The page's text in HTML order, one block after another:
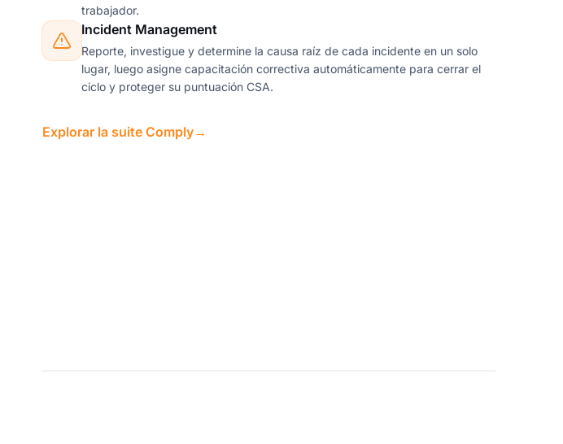
trabajador.
Incident Management
Reporte, investigue y determine la causa raíz de cada incidente en un solo
lugar, luego asigne capacitación correctiva automáticamente para cerrar el
ciclo y proteger su puntuación CSA.
Explorar la suite Comply→